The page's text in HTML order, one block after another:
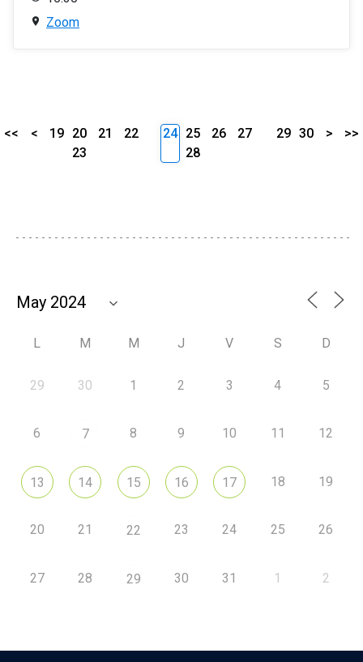
Zoom
<< < 19 20 21
22
23
24 25 26
27
28
29 30 > >>
L M M J V S D
29 30 1 2 3 4 5
6 7 8 9 10 11 12
13 14 15 16 17 18 19
20 21 22 23 24 25 26
27 28 29 30 31 1 2